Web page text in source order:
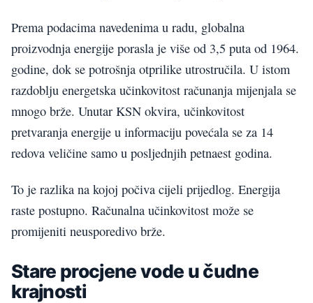
Prema podacima navedenima u radu, globalna
proizvodnja energije porasla je više od 3,5 puta od 1964.
godine, dok se potrošnja otprilike utrostručila. U istom
razdoblju energetska učinkovitost računanja mijenjala se
mnogo brže. Unutar KSN okvira, učinkovitost
pretvaranja energije u informaciju povećala se za 14
redova veličine samo u posljednjih petnaest godina.
To je razlika na kojoj počiva cijeli prijedlog. Energija
raste postupno. Računalna učinkovitost može se
promijeniti neusporedivo brže.
Stare procjene vode u čudne
krajnosti